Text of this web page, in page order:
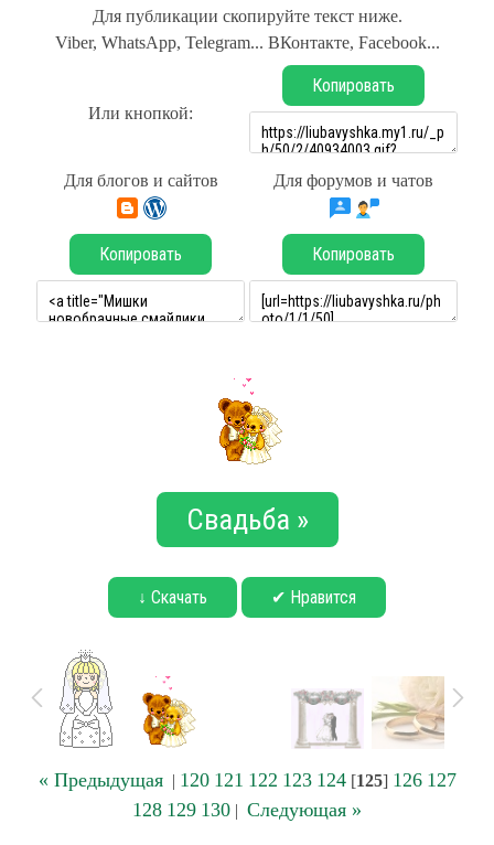
Для публикации скопируйте текст ниже.
Viber, WhatsApp, Telegram... ВКонтакте, Facebook...
Или кнопкой:
Копировать
Для блогов и сайтов Для форумов и чатов
Копировать Копировать
Свадьба »
↓ Скачать ✔ Нравится
« Предыдущая| 120 121 122 123 124[125] 126 127
128 129 130 | Следующая »